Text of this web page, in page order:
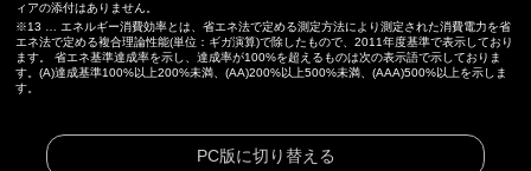
ィアの添付はありません。
※13 … エネルギー消費効率とは、省エネ法で定める測定方法により測定された消費電力を省
エネ法で定める複合理論性能(単位：ギガ演算)で除したもので、2011年度基準で表示しており
ます。 省エネ基準達成率を示し、達成率が100%を超えるものは次の表示語で示しておりま
す。(A)達成基準100%以上200%未満、(AA)200%以上500%未満、(AAA)500%以上を示しま
す。
PC版に切り替える